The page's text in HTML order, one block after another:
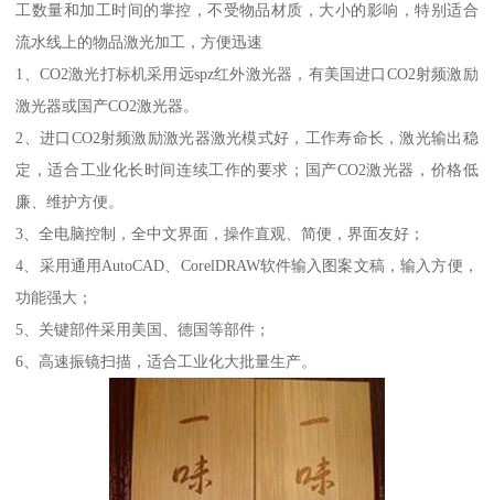
工数量和加工时间的掌控，不受物品材质，大小的影响，特别适合
流水线上的物品激光加工，方便迅速
1、CO2激光打标机采用远spz红外激光器，有美国进口CO2射频激励
激光器或国产CO2激光器。
2、进口CO2射频激励激光器激光模式好，工作寿命长，激光输出稳
定，适合工业化长时间连续工作的要求；国产CO2激光器，价格低
廉、维护方便。
3、全电脑控制，全中文界面，操作直观、简便，界面友好；
4、采用通用AutoCAD、CorelDRAW软件输入图案文稿，输入方便，
功能强大；
5、关键部件采用美国、德国等部件；
6、高速振镜扫描，适合工业化大批量生产。